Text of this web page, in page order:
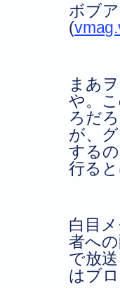
ボブ
(
まあ
や。
ろだ
が、
する
行る
白目
者へ
で放
はブ